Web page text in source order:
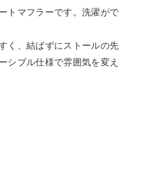
トマフラーです。洗濯がで
く、結ばずにストールの先
シブル仕様で雰囲気を変え